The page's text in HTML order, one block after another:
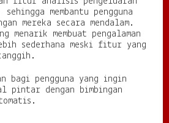
membantu pengguna
mereka secara mendalam.
menarik membuat pengalaman
sederhana meski fitur yang
bagi pengguna yang ingin
pintar dengan bimbingan